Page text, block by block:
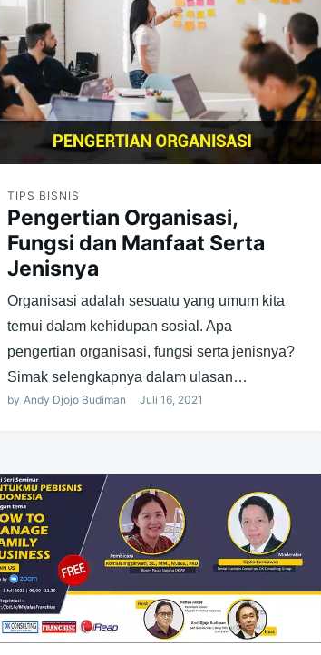
TIPS BISNIS
Pengertian Organisasi,
Fungsi dan Manfaat Serta
Jenisnya
Organisasi adalah sesuatu yang umum kita
temui dalam kehidupan sosial. Apa
pengertian organisasi, fungsi serta jenisnya?
Simak selengkapnya dalam ulasan…
by Andy Djojo Budiman Juli 16, 2021